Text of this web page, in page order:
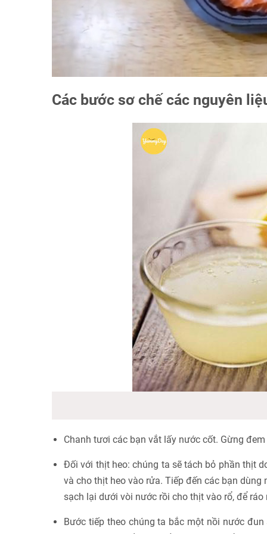
Các bước sơ chế các nguyên
Chanh tươi các bạn vắt lấy nước cốt. Gừng
Đối với thịt heo: chúng ta sẽ tách bỏ phần thịt
và cho thịt heo vào rửa. Tiếp đến các bạn
sạch lại dưới vòi nước rồi cho thịt vào rổ, để ráo
Bước tiếp theo chúng ta bắc một nồi nước